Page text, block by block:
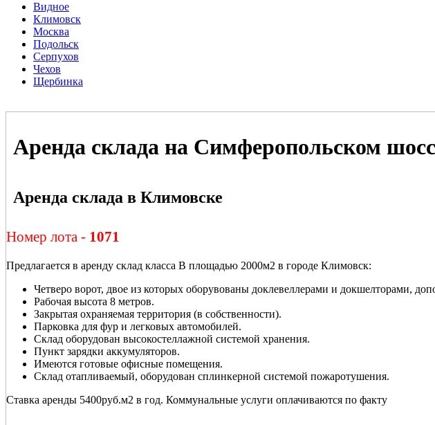
Видное
Климовск
Москва
Подольск
Серпухов
Чехов
Щербинка
Аренда склада на Симферопольском
Аренда склада в Климовске
Номер лота - 1071
Предлагается в аренду склад класса В площадью 2000м2 в городе Климовск:
Четверо ворот, двое из которых оборувованы доклевеллерами и докшелторами,
Рабочая высота 8 метров.
Закрытая охраняемая территория (в собственности).
Парковка для фур и легковых автомобилей.
Склад оборудован высокостеллажной системой хранения.
Пункт зарядки аккумуляторов.
Имеются готовые офисные помещения.
Склад отапливаемый, оборудован сплинкерной системой пожаротушения.
Ставка аренды 5400руб.м2 в год. Коммунальные услуги оплачиваются по факту